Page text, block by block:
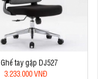
Ghế tay gập DJ527
3.233.000 VNĐ